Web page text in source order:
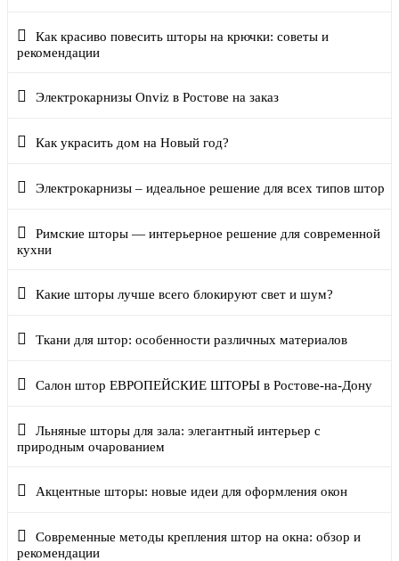
Как красиво повесить шторы на крючки: советы и
рекомендации
Электрокарнизы Onviz в Ростове на заказ
Как украсить дом на Новый год?
Электрокарнизы – идеальное решение для всех типов штор
Римские шторы — интерьерное решение для современной
кухни
Какие шторы лучше всего блокируют свет и шум?
Ткани для штор: особенности различных материалов
Салон штор ЕВРОПЕЙСКИЕ ШТОРЫ в Ростове-на-Дону
Льняные шторы для зала: элегантный интерьер с
природным очарованием
Акцентные шторы: новые идеи для оформления окон
Современные методы крепления штор на окна: обзор и
рекомендации